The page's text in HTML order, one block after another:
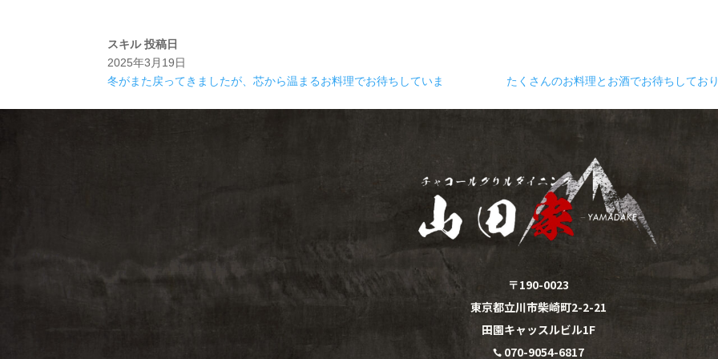
スキル 投稿日
2025年3月19日
冬がまた戻ってきましたが、芯から温まるお料理でお待ちしていま
たくさんのお料理とお酒でお待ちしてお
〒190-0023
東京都立川市柴崎町2-2-21
田園キャッスルビル1F
 070-9054-6817